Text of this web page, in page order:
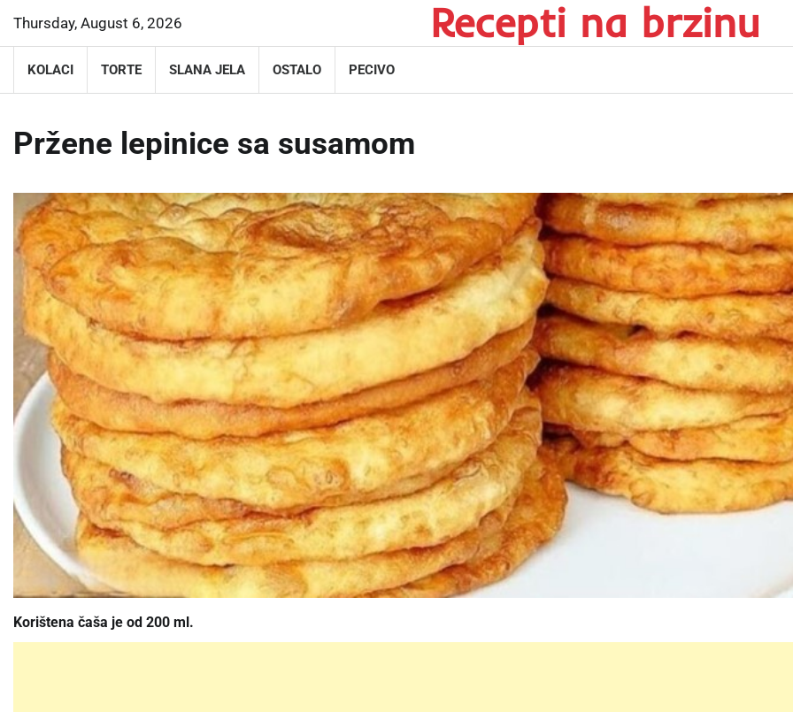
content
Thursday, August 6, 2026 Recepti na brzinu
KOLACI TORTE SLANA JELA OSTALO PECIVO
Pržene lepinice sa susamom
Korištena čaša je od 200 ml.